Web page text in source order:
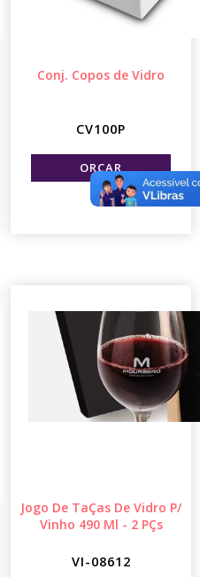
Conj. Copos de Vidro
CV100P
Jogo De TaÇas De Vidro P/
Vinho 490 Ml - 2 PÇs
VI-08612